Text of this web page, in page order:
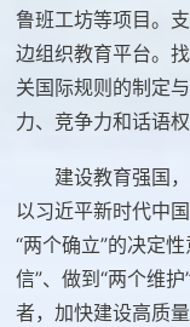
鲁班工坊等项目。
边组织教育平台。
关国际规则的制定
力、竞争力和话语权
建设教育强国
以习近平新时代中
“两个确立”的决定
信”、做到“两个维
者，加快建设高质